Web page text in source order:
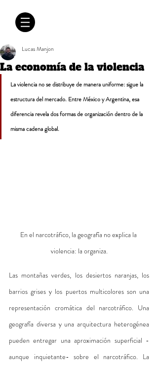
La economía de la violencia
Lucas Manjon
La violencia no se distribuye de manera uniforme: sigue la
estructura del mercado. Entre México y Argentina, esa
diferencia revela dos formas de organización dentro de la
misma cadena global.
En el narcotráfico, la geografía no explica la
violencia: la organiza.
Las montañas verdes, los desiertos naranjas, los
barrios grises y los puertos multicolores son una
representación cromática del narcotráfico. Una
geografía diversa y una arquitectura heterogénea
pueden entregar una aproximación superficial -
aunque inquietante- sobre el narcotráfico. La